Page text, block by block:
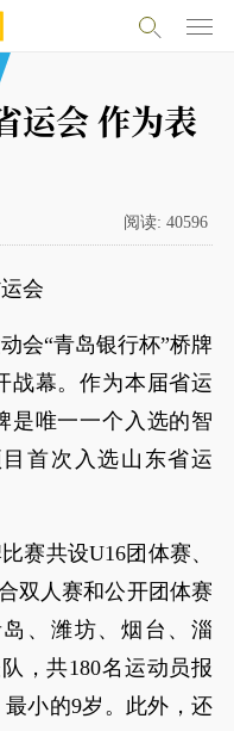
运会 作为表
阅读: 40596
会
会“青岛银行杯”桥牌
战幕。作为本届省运
是唯一一个入选的智
首次入选山东省运
赛共设U16团体赛、
双人赛和公开团体赛
、潍坊、烟台、淄
，共180名运动员报
小的9岁。此外，还